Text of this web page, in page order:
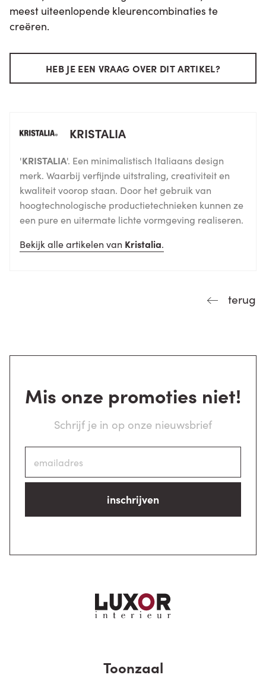
meest uiteenlopende kleurencombinaties te
creëren.
HEB JE EEN VRAAG OVER DIT ARTIKEL?
KRISTALIA
'KRISTALIA'. Een minimalistisch Italiaans design
merk. Waarbij verfijnde uitstraling, creativiteit en
kwaliteit voorop staan. Door het gebruik van
hoogtechnologische productietechnieken kunnen ze
een pure en uitermate lichte vormgeving realiseren.
Bekijk alle artikelen van Kristalia.
terug
Mis onze promoties niet!
Schrijf je in op onze nieuwsbrief
inschrijven
Toonzaal